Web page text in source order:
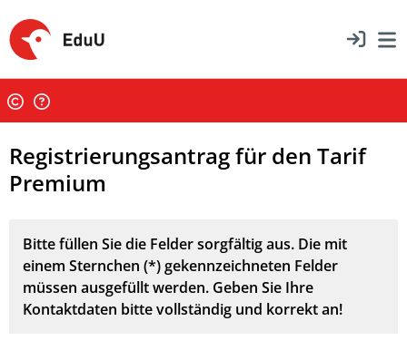
Registrierungsantrag für den Tarif
Premium
Bitte füllen Sie die Felder sorgfältig aus. Die mit
einem Sternchen (*) gekennzeichneten Felder
müssen ausgefüllt werden. Geben Sie Ihre
Kontaktdaten bitte vollständig und korrekt an!